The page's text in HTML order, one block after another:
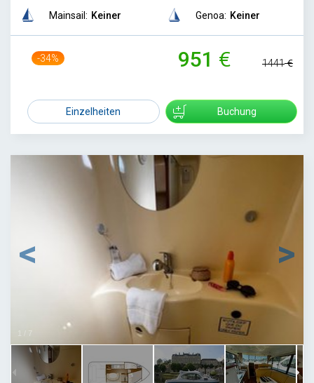
Mainsail: Keiner
Genoa: Keiner
-34% 951 1441
Einzelheiten Buchung